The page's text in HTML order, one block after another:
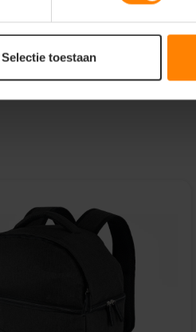
Selectie toestaan